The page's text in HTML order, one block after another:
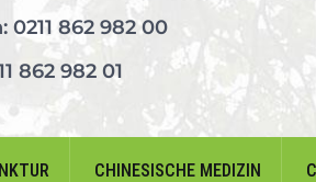
0211 862 982 00
862 982 01
CHINESISCHE MEDIZIN